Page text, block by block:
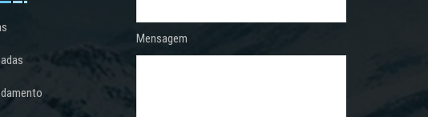
Mensagem